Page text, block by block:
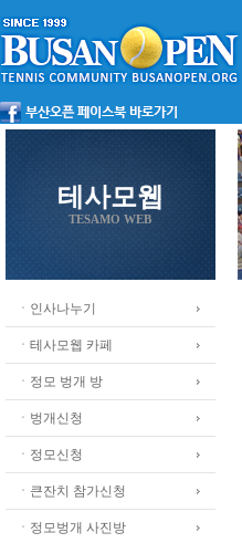
테사모웹
TESAMO WEB
ㆍ인사나누기
ㆍ테사모웹 카페
ㆍ정모 벙개 방
ㆍ벙개신청
ㆍ정모신청
ㆍ큰잔치 참가신청
ㆍ정모벙개 사진방